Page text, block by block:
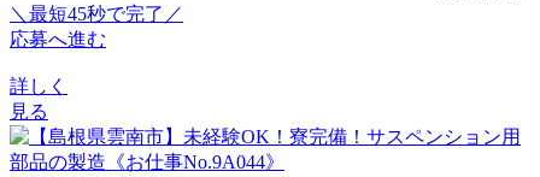
＼最短45秒で完了／
応募へ進む
詳しく
見る